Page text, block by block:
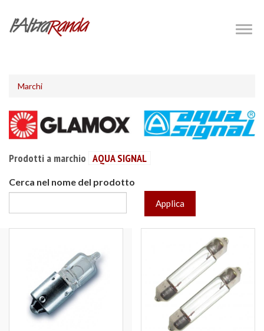
Marchi
Prodotti a marchio AQUA SIGNAL
Cerca nel nome del prodotto
Applica